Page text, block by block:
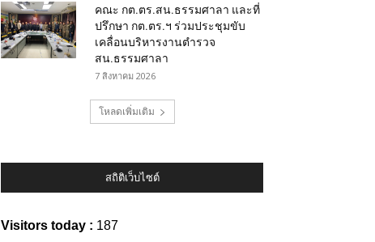
คณะ กต.ตร.สน.ธรรมศาลา และที่
ปรึกษา กต.ตร.ฯ ร่วมประชุมขับ
เคลื่อนบริหารงานตำรวจ
สน.ธรรมศาลา
7 สิงหาคม 2026
โหลดเพิ่มเติม
สถิติเว็บไซต์
Visitors today : 187